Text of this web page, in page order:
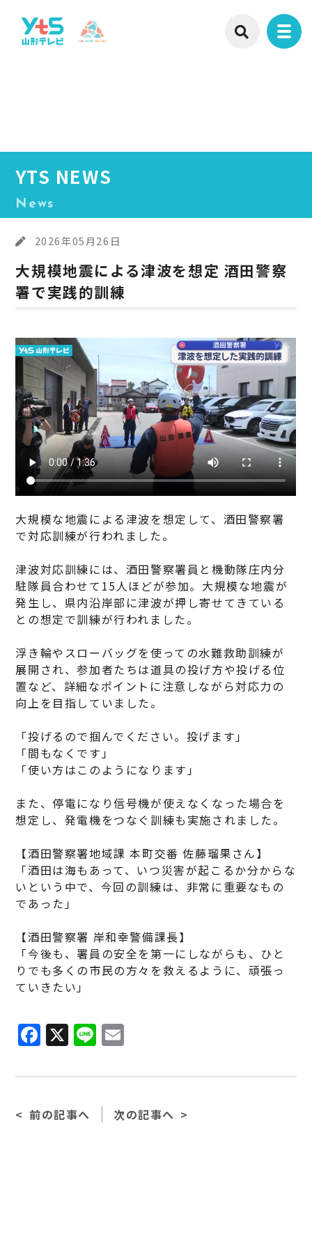
YTS NEWS
News
2026年05月26日
大規模地震による津波を想定 酒田警察
署で実践的訓練
大規模な地震による津波を想定して、酒田警察署
で対応訓練が行われました。
津波対応訓練には、酒田警察署員と機動隊庄内分
駐隊員合わせて15人ほどが参加。大規模な地震が
発生し、県内沿岸部に津波が押し寄せてきている
との想定で訓練が行われました。
浮き輪やスローバッグを使っての水難救助訓練が
展開され、参加者たちは道具の投げ方や投げる位
置など、詳細なポイントに注意しながら対応力の
向上を目指していました。
「投げるので掴んでください。投げます」
「間もなくです」
「使い方はこのようになります」
また、停電になり信号機が使えなくなった場合を
想定し、発電機をつなぐ訓練も実施されました。
【酒田警察署地域課 本町交番 佐藤瑠果さん】
「酒田は海もあって、いつ災害が起こるか分からな
いという中で、今回の訓練は、非常に重要なもの
であった」
【酒田警察署 岸和幸警備課長】
「今後も、署員の安全を第一にしながらも、ひと
りでも多くの市民の方々を救えるように、頑張っ
ていきたい」
F
a
b
X Li
n
前の記事へ 次の記事へ